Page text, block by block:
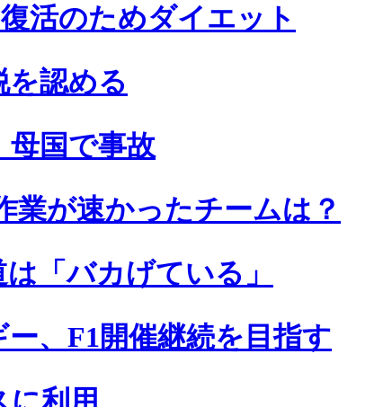
活のためダイエット
認める
母国で事故
業が速かったチームは？
「バカげている」
、F1開催継続を目指す